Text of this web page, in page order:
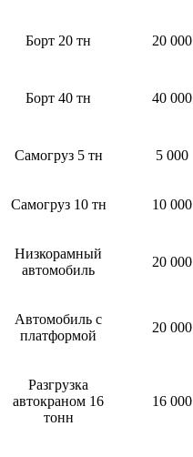
Борт 20 тн 20 000
Борт 40 тн 40 000
Самогруз 5 тн 5 000
Самогруз 10 тн 10 000
Низкорамный
автомобиль
20 000
Автомобиль с
платформой
20 000
Разгрузка
автокраном 16
тонн
16 000